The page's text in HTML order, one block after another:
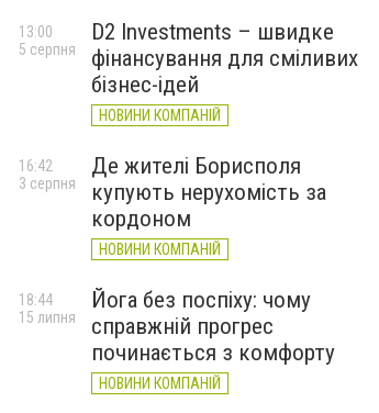
D2 Investments – швидке
фінансування для сміливих
бізнес-ідей
НОВИНИ КОМПАНІЙ
13:00
5 серпня
Де жителі Борисполя
купують нерухомість за
кордоном
НОВИНИ КОМПАНІЙ
16:42
3 серпня
Йога без поспіху: чому
справжній прогрес
починається з комфорту
НОВИНИ КОМПАНІЙ
18:44
15 липня